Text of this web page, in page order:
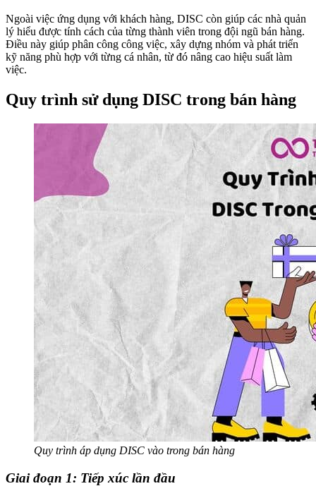
Ngoài việc ứng dụng với khách hàng, DISC còn giúp các nhà quản
lý hiểu được tính cách của từng thành viên trong đội ngũ bán hàng.
Điều này giúp phân công công việc, xây dựng nhóm và phát triển
kỹ năng phù hợp với từng cá nhân, từ đó nâng cao hiệu suất làm
việc.
Quy trình sử dụng DISC trong bán hàng
Quy trình áp dụng DISC vào trong bán hàng
Giai đoạn 1: Tiếp xúc lần đầu